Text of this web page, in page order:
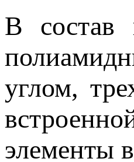
В состав
углом,
элементы